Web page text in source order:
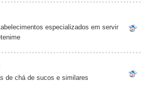
especializados em servir
de chá de sucos e similares